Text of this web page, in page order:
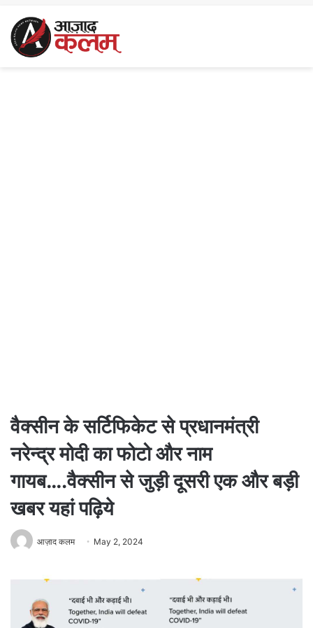
वैक्सीन के सर्टिफिकेट से प्रधानमंत्री
नरेन्द्र मोदी का फोटो और नाम
गायब….वैक्सीन से जुड़ी दूसरी एक और बड़ी
खबर यहां पढ़िये
आज़ाद कलम May 2, 2024